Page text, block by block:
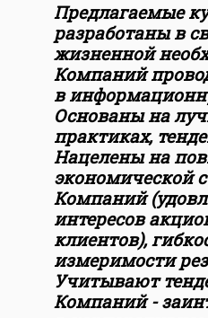
Предлагаемые
разработаны в
жизненной
Компаний
в
Основаны на
практиках,
Нацелены на
экономической
Компаний
интересов
клиентов),
измеримости
Учитывают
Компаний -